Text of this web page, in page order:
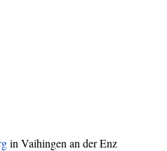
in Vaihingen an der Enz